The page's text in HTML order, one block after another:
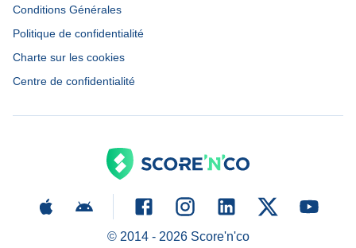
Conditions Générales
Politique de confidentialité
Charte sur les cookies
Centre de confidentialité
© 2014 - 2026Score'n'co